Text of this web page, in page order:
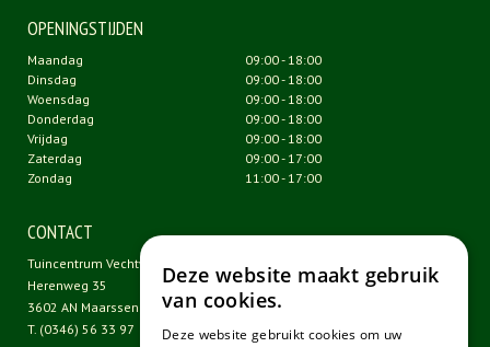
OPENINGSTIJDEN
Maandag
09:00 - 18:00
Dinsdag
09:00 - 18:00
Woensdag
09:00 - 18:00
Donderdag
09:00 - 18:00
Vrijdag
09:00 - 18:00
Zaterdag
09:00 - 17:00
Zondag
11:00 - 17:00
CONTACT
Tuincentrum Vechtweelde
Herenweg 35
3602 AN Maarssen
T. (0346) 56 33 97
Deze website maakt gebruik
van cookies.
Deze website gebruikt cookies om uw